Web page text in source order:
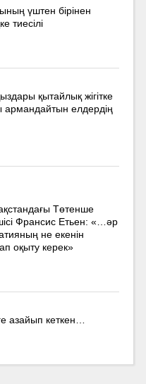
үштен бірінен
тиесілі
қытайлық жігітке
армандайтын елдердің
Төтенше
Франсис Етьен: «…әр
не екенін
оқыту керек»
азайып кеткен…